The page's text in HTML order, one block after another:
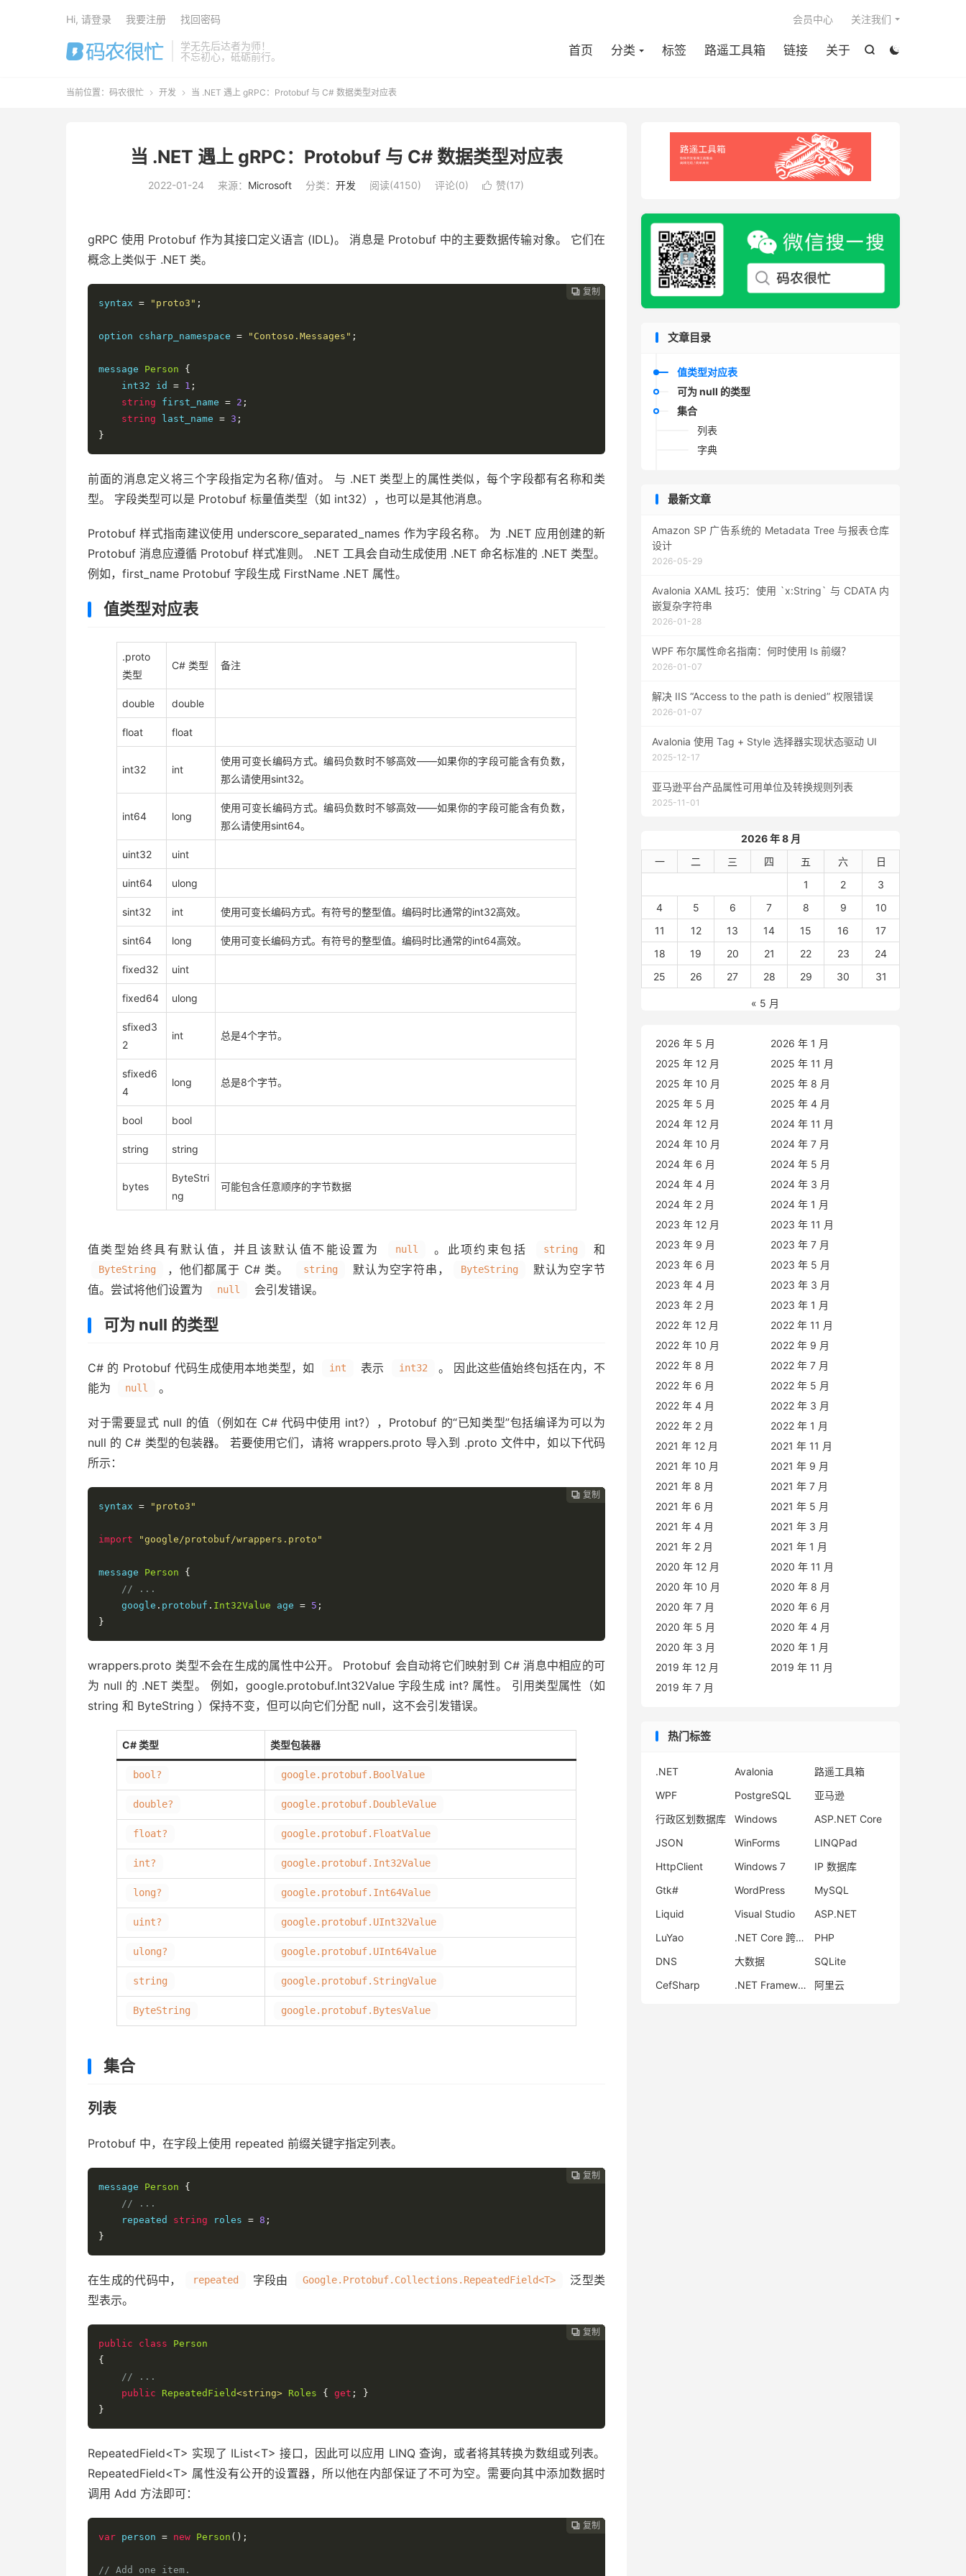
学无先后达者为师！
不忘初心，砥砺前行。


首页 分类 标签 路遥工具箱 链接 关于
会员中心 关注我们
Hi, 请登录 我要注册 找回密码
当前位置： 码农很忙  开发  当 .NET 遇上 gRPC：Protobuf 与 C# 数据类型对应表
当 .NET 遇上 gRPC：Protobuf 与 C# 数据类型对应表
2022-01-24 来源： Microsoft 分类： 开发 阅读(4150) 评论(0)  赞(17)
gRPC 使用 Protobuf 作为其接口定义语言 (IDL)。 消息是 Protobuf 中的主要数据传输对象。 它们在
概念上类似于 .NET 类。
 复制
 复制
 复制
 复制
 复制
 复制
 复制
 复制
 复制
syntax = "proto3" ;
option csharp_namespace = "Contoso.Messages" ;
message Person
{
    int32 id
= 1 ;
string first_name = 2 ;
string last_name = 3 ;
}
前面的消息定义将三个字段指定为名称/值对。 与 .NET 类型上的属性类似，每个字段都有名称和类
型。 字段类型可以是 Protobuf 标量值类型（如 int32），也可以是其他消息。
Protobuf 样式指南建议使用 underscore_separated_names 作为字段名称。 为 .NET 应用创建的新
Protobuf 消息应遵循 Protobuf 样式准则。 .NET 工具会自动生成使用 .NET 命名标准的 .NET 类型。
例如，first_name Protobuf 字段生成 FirstName .NET 属性。
值类型对应表
.proto
类型
C# 类型 备注
double double
float float
int32 int
使用可变长编码方式。编码负数时不够高效——如果你的字段可能含有负数，
那么请使用sint32。
int64 long
使用可变长编码方式。编码负数时不够高效——如果你的字段可能含有负数，
那么请使用sint64。
uint32 uint
uint64 ulong
sint32 int 使用可变长编码方式。有符号的整型值。编码时比通常的int32高效。
sint64 long 使用可变长编码方式。有符号的整型值。编码时比通常的int64高效。
fixed32 uint
fixed64 ulong
sfixed3
2
int 总是4个字节。
sfixed6
4
long 总是8个字节。
bool bool
string string
bytes
ByteStri
ng
可能包含任意顺序的字节数据
值类型始终具有默认值，并且该默认值不能设置为 null 。此项约束包括 string 和
ByteString ，他们都属于 C# 类。 string 默认为空字符串， ByteString
默认为空字节
值。尝试将他们设置为
null 会引发错误。
可为 null 的类型
C# 的 Protobuf 代码生成使用本地类型，如 int 表示 int32
。 因此这些值始终包括在内，不
能为
null 。
对于需要显式 null 的值（例如在 C# 代码中使用 int?），Protobuf 的“已知类型”包括编译为可以为
null 的 C# 类型的包装器。 若要使用它们，请将 wrappers.proto 导入到 .proto 文件中，如以下代码
所示：
 复制
 复制
 复制
 复制
 复制
 复制
 复制
 复制
syntax = "proto3"
import "google/protobuf/wrappers.proto"
message Person
{
// ...
    google
. protobuf . Int32Value age = 5 ;
}
wrappers.proto 类型不会在生成的属性中公开。 Protobuf 会自动将它们映射到 C# 消息中相应的可
为 null 的 .NET 类型。 例如，google.protobuf.Int32Value 字段生成 int? 属性。 引用类型属性（如
string 和 ByteString ）保持不变，但可以向它们分配 null，这不会引发错误。
C# 类型 类型包装器
bool? google.protobuf.BoolValue
double? google.protobuf.DoubleValue
float? google.protobuf.FloatValue
int? google.protobuf.Int32Value
long? google.protobuf.Int64Value
uint? google.protobuf.UInt32Value
ulong? google.protobuf.UInt64Value
string google.protobuf.StringValue
ByteString google.protobuf.BytesValue
集合
列表
Protobuf 中，在字段上使用 repeated 前缀关键字指定列表。
 复制
 复制
 复制
 复制
 复制
 复制
 复制
message Person
{
// ...
    repeated
string roles = 8 ;
}
在生成的代码中， repeated 字段由 Google.Protobuf.Collections.RepeatedField<T>
泛型类
型表示。
 复制
 复制
 复制
 复制
 复制
 复制
public
class
Person
{
// ...
public
RepeatedField<string> Roles { get ;
}
}
RepeatedField<T> 实现了 IList<T> 接口，因此可以应用 LINQ 查询，或者将其转换为数组或列表。
RepeatedField<T> 属性没有公开的设置器，所以他在内部保证了不可为空。需要向其中添加数据时
调用 Add 方法即可：
 复制
 复制
 复制
 复制
 复制
var person = new Person ();
// Add one item.
文章目录
值类型对应表
可为 null 的类型
集合
列表
字典
最新文章
Amazon SP 广告系统的 Metadata Tree 与报表仓库
设计
2026-05-29
Avalonia XAML 技巧：使用 `x:String` 与 CDATA 内
嵌复杂字符串
2026-01-28
WPF 布尔属性命名指南：何时使用 Is 前缀？
2026-01-07
解决 IIS “Access to the path is denied” 权限错误
2026-01-07
Avalonia 使用 Tag + Style 选择器实现状态驱动 UI
2025-12-17
亚马逊平台产品属性可用单位及转换规则列表
2025-11-01
2026 年 8 月
一
二 三 四 五 六
日
1
2
3
4
5 6 7 8 9
10
11
12 13 14 15 16
17
18
19 20 21 22 23
24
25
26 27 28 29 30 31
« 5 月
2026 年 5 月
2026 年 1 月
2025 年 12 月
2025 年 11 月
2025 年 10 月
2025 年 8 月
2025 年 5 月
2025 年 4 月
2024 年 12 月
2024 年 11 月
2024 年 10 月
2024 年 7 月
2024 年 6 月
2024 年 5 月
2024 年 4 月
2024 年 3 月
2024 年 2 月
2024 年 1 月
2023 年 12 月
2023 年 11 月
2023 年 9 月
2023 年 7 月
2023 年 6 月
2023 年 5 月
2023 年 4 月
2023 年 3 月
2023 年 2 月
2023 年 1 月
2022 年 12 月
2022 年 11 月
2022 年 10 月
2022 年 9 月
2022 年 8 月
2022 年 7 月
2022 年 6 月
2022 年 5 月
2022 年 4 月
2022 年 3 月
2022 年 2 月
2022 年 1 月
2021 年 12 月
2021 年 11 月
2021 年 10 月
2021 年 9 月
2021 年 8 月
2021 年 7 月
2021 年 6 月
2021 年 5 月
2021 年 4 月
2021 年 3 月
2021 年 2 月
2021 年 1 月
2020 年 12 月
2020 年 11 月
2020 年 10 月
2020 年 8 月
2020 年 7 月
2020 年 6 月
2020 年 5 月
2020 年 4 月
2020 年 3 月
2020 年 1 月
2019 年 12 月
2019 年 11 月
2019 年 7 月
热门标签
.NET Avalonia
路遥工具箱
WPF
PostgreSQL
亚马逊
行政区划数据库
Windows
ASP.NET Core
JSON
WinForms
LINQPad
HttpClient
Windows 7
IP 数据库
Gtk#
WordPress
MySQL
Liquid
Visual Studio
ASP.NET
LuYao
.NET Core 跨平台 GUI 开发
PHP
DNS
大数据
SQLite
CefSharp
.NET Framework 阿里云